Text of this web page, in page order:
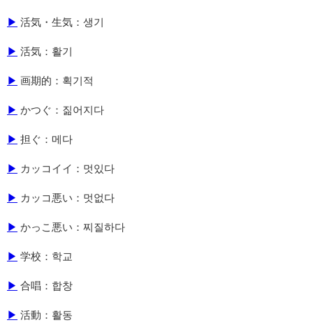
▶ 活気・生気：생기
▶ 活気：활기
▶ 画期的：획기적
▶ かつぐ：짊어지다
▶ 担ぐ：메다
▶ カッコイイ：멋있다
▶ カッコ悪い：멋없다
▶ かっこ悪い：찌질하다
▶ 学校：학교
▶ 合唱：합창
▶ 活動：활동